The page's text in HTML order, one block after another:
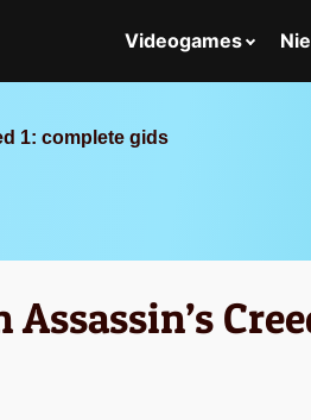
Videogames
1: complete gids